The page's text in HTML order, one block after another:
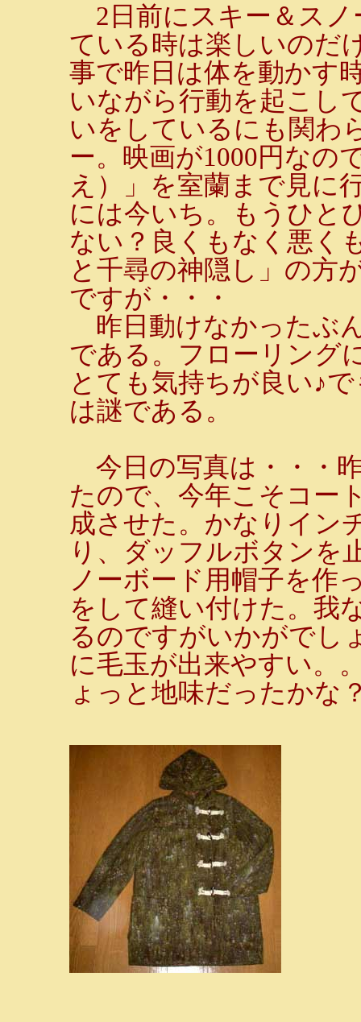
2日前にスキー＆スノ
ている時は楽しいのだ
事で昨日は体を動かす
いながら行動を起こし
いをしているにも関わ
ー。映画が1000円なの
え）」を室蘭まで見に
には今いち。もうひと
ない？良くもなく悪く
と千尋の神隠し」の方
ですが・・・
昨日動けなかったぶ
である。フローリング
とても気持ちが良い♪
は謎である。
今日の写真は・・・
たので、今年こそコー
成させた。かなりイン
り、ダッフルボタンを
ノーボード用帽子を作
をして縫い付けた。我
るのですがいかがでし
に毛玉が出来やすい。
ょっと地味だったかな